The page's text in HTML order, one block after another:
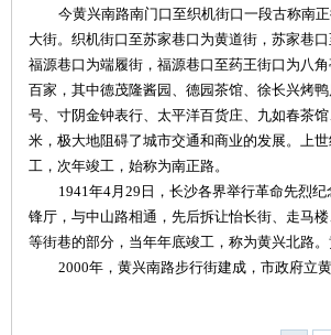
今黄兴南路南门口至织机街口一段古称南
大街。织机街口至苏家巷口为黄道街，苏家巷
福源巷口为端履街，福源巷口至药王街口为八
百家，其中德茂隆酱园、德园茶馆、徐长兴烤
号、寸阴金钟表行、太平洋百货庄、九如春茶
米，极大地阻碍了城市交通和商业的发展。上
工，次年竣工，始称为南正路。
1941年4月29日，长沙各界举行革命先烈
锋厅，与中山路相通，先后拆让怡长街、走马
等街巷的部分，当年年底竣工，称为黄兴北路
2000年，黄兴南路步行街建成，市政府立